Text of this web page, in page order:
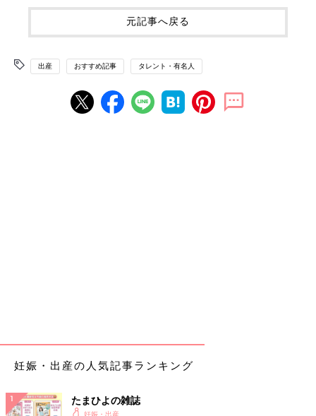
元記事へ戻る
出産 おすすめ記事 タレント・有名人
妊娠・出産の人気記事ランキング
たまひよの雑誌
妊娠・出産